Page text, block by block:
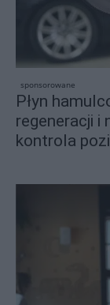
sponsorowane
Płyn
regeneracji i
kontrola